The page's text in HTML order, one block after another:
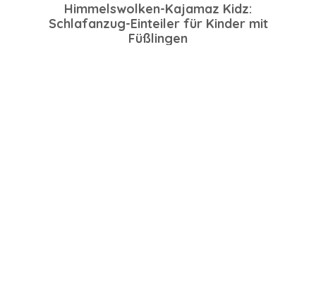
Himmelswolken-Kajamaz Kidz:
Schlafanzug-Einteiler für Kinder mit
Füßlingen